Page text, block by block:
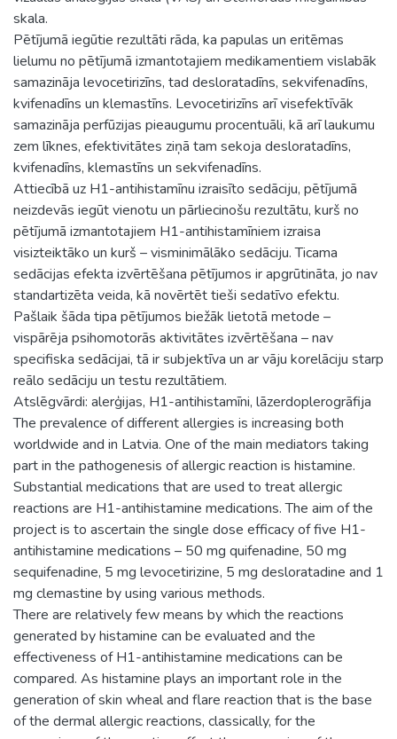
skala.
Pētījumā iegūtie rezultāti rāda, ka papulas un eritēmas
lielumu no pētījumā izmantotajiem medikamentiem vislabāk
samazināja levocetirizīns, tad desloratadīns, sekvifenadīns,
kvifenadīns un klemastīns. Levocetirizīns arī visefektīvāk
samazināja perfūzijas pieaugumu procentuāli, kā arī laukumu
zem līknes, efektivitātes ziņā tam sekoja desloratadīns,
kvifenadīns, klemastīns un sekvifenadīns.
Attiecībā uz H1-antihistamīnu izraisīto sedāciju, pētījumā
neizdevās iegūt vienotu un pārliecinošu rezultātu, kurš no
pētījumā izmantotajiem H1-antihistamīniem izraisa
visizteiktāko un kurš – visminimālāko sedāciju. Ticama
sedācijas efekta izvērtēšana pētījumos ir apgrūtināta, jo nav
standartizēta veida, kā novērtēt tieši sedatīvo efektu.
Pašlaik šāda tipa pētījumos biežāk lietotā metode –
vispārēja psihomotorās aktivitātes izvērtēšana – nav
specifiska sedācijai, tā ir subjektīva un ar vāju korelāciju starp
reālo sedāciju un testu rezultātiem.
Atslēgvārdi: alerģijas, H1-antihistamīni, lāzerdoplerogrāfija
The prevalence of different allergies is increasing both
worldwide and in Latvia. One of the main mediators taking
part in the pathogenesis of allergic reaction is histamine.
Substantial medications that are used to treat allergic
reactions are H1-antihistamine medications. The aim of the
project is to ascertain the single dose efficacy of five H1-
antihistamine medications – 50 mg quifenadine, 50 mg
sequifenadine, 5 mg levocetirizine, 5 mg desloratadine and 1
mg clemastine by using various methods.
There are relatively few means by which the reactions
generated by histamine can be evaluated and the
effectiveness of H1-antihistamine medications can be
compared. As histamine plays an important role in the
generation of skin wheal and flare reaction that is the base
of the dermal allergic reactions, classically, for the